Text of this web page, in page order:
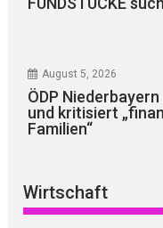
August 5, 2026
ÖDP
und kritisiert
Familien“
Wirtschaft